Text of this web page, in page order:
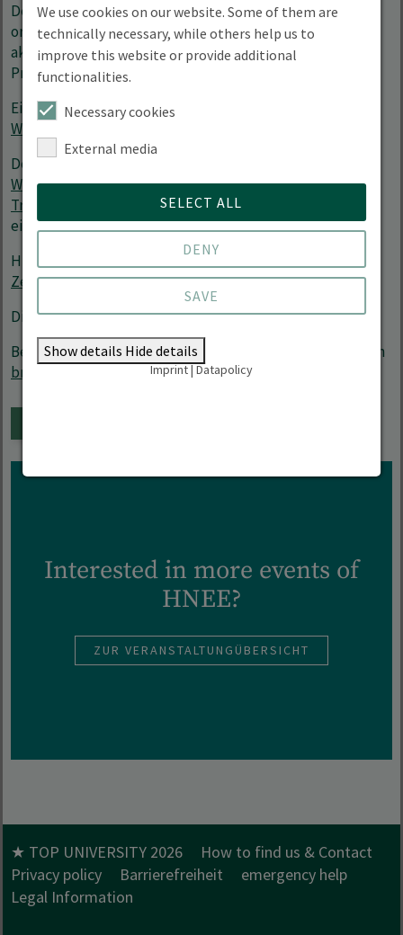
Der Kurs findet berufsbegleitend, praxisnah und
ortsunabhängig statt. Sie erwerben Fachwissen auf
akademischem Niveau und erhalten nach bestandener
Prüfung ein Zertifikat. Die Kursgebühr liegt bei 795 €.
Einen Einblick in die Inhalte des Kurses erhalten Sie beim
Wissenshappen am 13.1.26 um 13 Uhr
Der Zertifikatskurs ist Teil des
Weiterbildungsstudiengangs „Bildung Nachhaltigkeit
Transformation“
. Ausgewählte Module können als
eigenständiger Weiterbildungskurs belegt werden.
Hier gibt es weitere
Informationen zu unseren
Zertifikatskursen.
Die Anmeldung ist bis zum 28.02.26 möglich.
Bei Interesse und Fragen melden Sie sich bitte per Mail an
bne-master(at)hnee.de. Wir beraten Sie gern!
Interested in more events of
HNEE?
ZUR VERANSTALTUNGÜBERSICHT
★ TOP UNIVERSITY 2026
How to find us & Contact
Privacy policy
Barrierefreiheit
emergency help
Legal Information
We use cookies on our website. Some of them are
technically necessary, while others help us to
improve this website or provide additional
functionalities.
Necessary cookies
External media
SELECT ALL
DENY
SAVE
Show details Hide details
Imprint|Datapolicy